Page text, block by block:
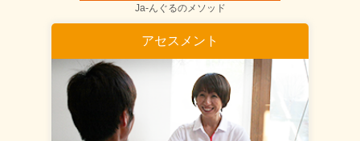
Ja-んぐるのメソッド
アセスメント